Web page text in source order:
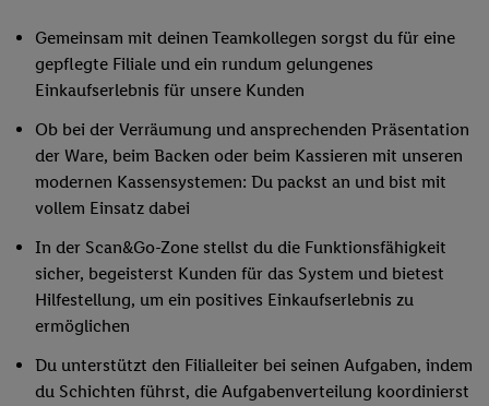
Gemeinsam mit deinen Teamkollegen sorgst du für eine
gepflegte Filiale und ein rundum gelungenes
Einkaufserlebnis für unsere Kunden
Ob bei der Verräumung und ansprechenden Präsentation
der Ware, beim Backen oder beim Kassieren mit unseren
modernen Kassensystemen: Du packst an und bist mit
vollem Einsatz dabei
In der Scan&Go-Zone stellst du die Funktionsfähigkeit
sicher, begeisterst Kunden für das System und bietest
Hilfestellung, um ein positives Einkaufserlebnis zu
ermöglichen
Du unterstützt den Filialleiter bei seinen Aufgaben, indem
du Schichten führst, die Aufgabenverteilung koordinierst